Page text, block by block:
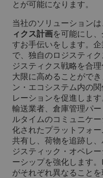
とが可能になります。
当社のソリューションは
ィクス計画を可能にし
すお手伝いをします。
で、独自のロジスティ
ジスティクス戦略を合
大限に高めることがで
ン・エコシステム内の
レーションを促進しま
輸送業者、倉庫管理パ
ルタイムのコミュニケ
化されたプラットフォ
共有し、荷物を追跡し
ジスティック・オペレ
ーシップを強化します
がそれぞれ異なること